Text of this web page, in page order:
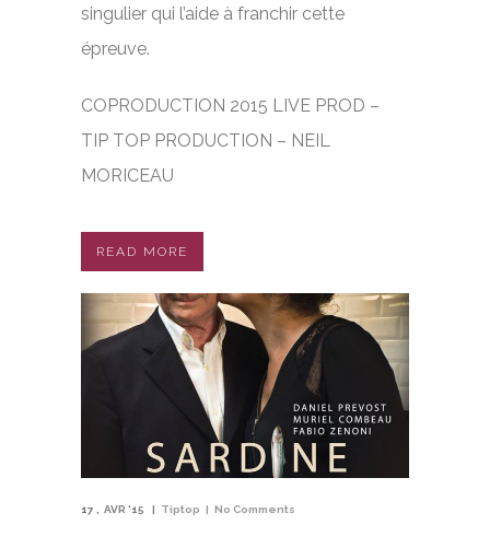
singulier qui l’aide à franchir cette
épreuve.
COPRODUCTION 2015 LIVE PROD –
TIP TOP PRODUCTION – NEIL
MORICEAU
READ MORE
17 AVR '15 Tiptop No Comments